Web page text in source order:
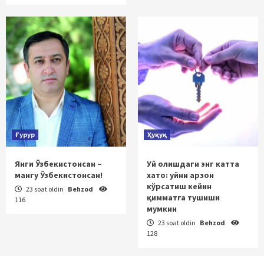
Ғурур
Янги Ўзбекистонсан –
мангу Ўзбекистонсан!
23 soat oldin Behzod
116
Ҳуқуқ
Уй олишдаги энг катта
хато: уйни арзон
кўрсатиш кейин
қимматга тушиши
мумкин
23 soat oldin Behzod
128